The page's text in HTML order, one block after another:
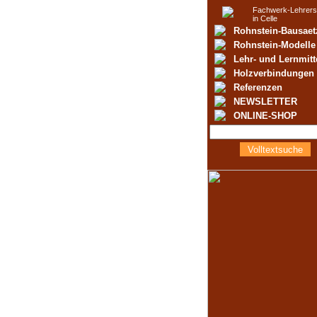
Fachwerk-
in Celle
Rohnstein-
Rohnstein-Modelle
Lehr- und
Holzverbindungen
Referenzen
NEWSLETTER
ONLINE-SHOP
Volltextsuche